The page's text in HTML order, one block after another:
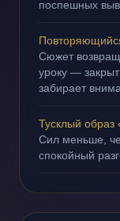
поспешных
Сюжет
уроку —
забирает
Тусклый образ
Сил меньше,
спокойный